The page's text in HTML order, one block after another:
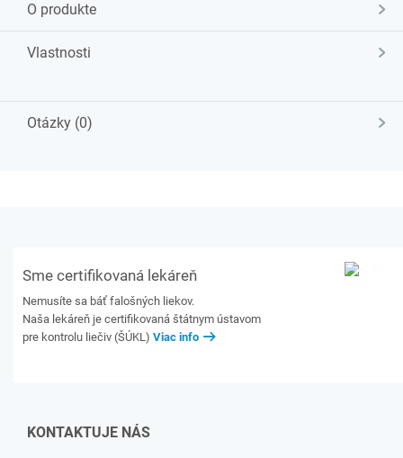
O produkte
Vlastnosti
Otázky (0)
Sme certifikovaná lekáreň
Nemusíte sa báť falošných liekov.
Naša lekáreň je certifikovaná štátnym ústavom
pre kontrolu liečiv (ŠÚKL) Viac info
KONTAKTUJE NÁS